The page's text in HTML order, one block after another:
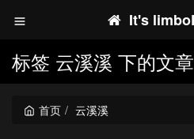
It's
标签 云溪溪 下的文章
首页 云溪溪